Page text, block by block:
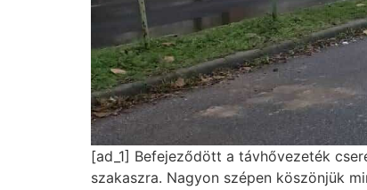
[ad_1] Befejeződött a távhővezeték
szakaszra. Nagyon szépen köszönjük